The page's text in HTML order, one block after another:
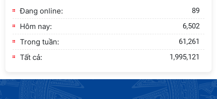
Đang online: 89
Hôm nay: 6,502
Trong tuần: 61,261
Tất cả: 1,995,121